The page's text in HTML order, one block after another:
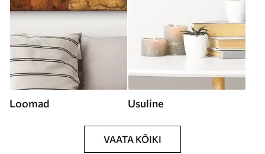
Loomad Usuline
VAATA KÕIKI